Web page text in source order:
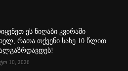
ეს ნიღაბი კვირაში
რათა თქვენი სახე 10 წლით
10, 2026